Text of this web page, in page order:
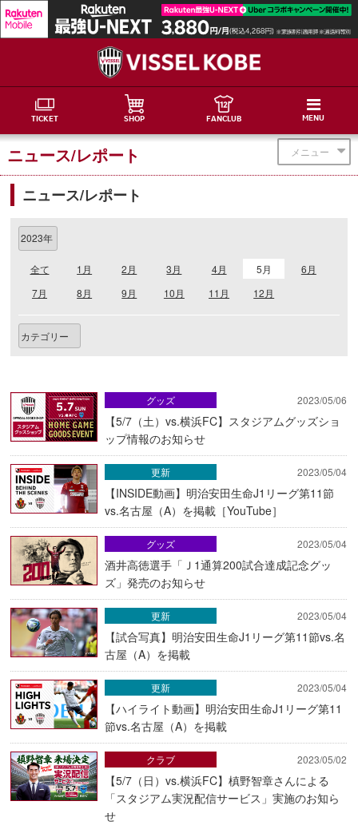
TICKET SHOP FANCLUB MENU
メニュー
ニュース/レポート
ニュース/レポート
全て 1月 2月 3月 4月 5月
6月
7月
8月 9月 10月 11月 12月
2023/05/06
【5/7（土）vs.横浜FC】スタジアムグッズショ
ップ情報のお知らせ
グッズ
2023/05/04
【INSIDE動画】明治安田生命J1リーグ第11節
vs.名古屋（A）を掲載［YouTube］
更新
2023/05/04
酒井高徳選手「Ｊ1通算200試合達成記念グッ
ズ」発売のお知らせ
グッズ
2023/05/04
【試合写真】明治安田生命J1リーグ第11節vs.名
古屋（A）を掲載
更新
2023/05/04
【ハイライト動画】明治安田生命J1リーグ第11
節vs.名古屋（A）を掲載
更新
2023/05/02
【5/7（日）vs.横浜FC】槙野智章さんによる
「スタジアム実況配信サービス」実施のお知ら
せ
クラブ